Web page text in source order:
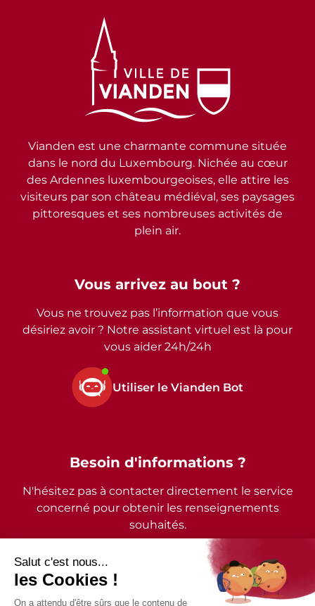
Vous arrivez au bout ?
Vous ne trouvez pas l’information que vous
désiriez avoir ? Notre assistant virtuel est là pour
vous aider 24h/24h
Utiliser le Vianden Bot
Vianden est une charmante commune située
dans le nord du Luxembourg. Nichée au cœur
des Ardennes luxembourgeoises, elle attire les
visiteurs par son château médiéval, ses paysages
pittoresques et ses nombreuses activités de
plein air.
Besoin d'informations ?
N'hésitez pas à contacter directement le service
concerné pour obtenir les renseignements
souhaités.
2026 - © Commune de Vianden - Tous droits réservés